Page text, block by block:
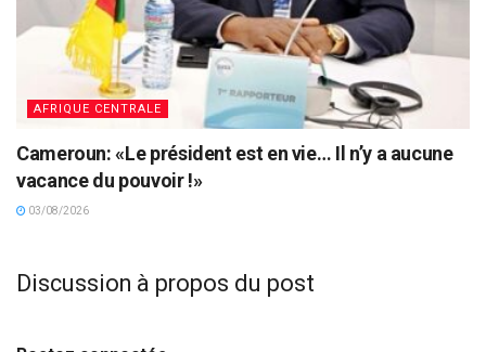
AFRIQUE CENTRALE
Cameroun: «Le président est en vie… Il n’y a aucune
vacance du pouvoir !»
03/08/2026
Discussion à propos du post